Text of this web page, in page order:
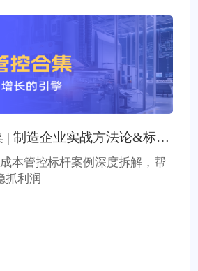
| 制造企业实战方法论&标杆
本管控标杆案例深度拆解，帮
抓利润